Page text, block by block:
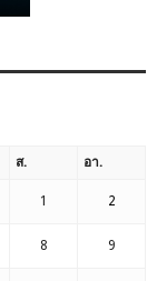
ส. อา.
1 2
8 9